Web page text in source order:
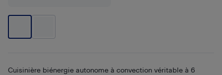
Cuisinière biénergie autonome à convection véritable à 6